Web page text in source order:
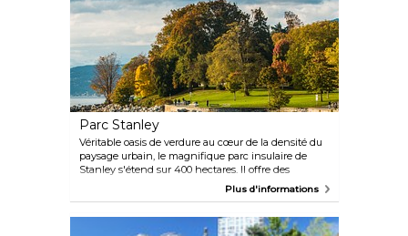
Parc Stanley
Véritable oasis de verdure au cœur de la densité du
paysage urbain, le magnifique parc insulaire de
Stanley s'étend sur 400 hectares. Il offre des
kilomètres de sentiers, de belles plages et de
Plus d'informations